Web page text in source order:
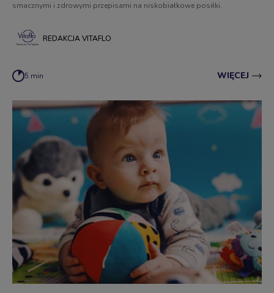
smacznymi i zdrowymi przepisami na niskobiałkowe posiłki.
REDAKCJA VITAFLO
5 min WIĘCEJ